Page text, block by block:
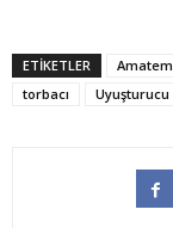
ETIKETLER Amatem
torbacı
Uyuşturucu